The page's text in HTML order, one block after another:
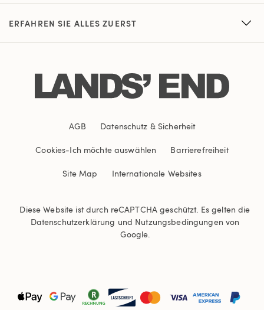
ERFAHREN SIE ALLES ZUERST
AGB Datenschutz & Sicherheit
Cookies-Ich möchte auswählen Barrierefreiheit
Site Map Internationale Websites
Diese Website ist durch reCAPTCHA geschützt. Es gelten die
Datenschutzerklärung und Nutzungsbedingungen von
Google.